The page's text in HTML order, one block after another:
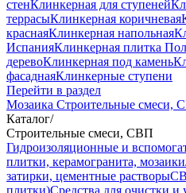
стенКлинкерная для ступеней
террасыКлинкерная коричневая
краснаяКлинкерная напольная
ИспанияКлинкерная плитка
деревоКлинкерная под камень
фасаднаяКлинкерные ступени
Перейти в раздел
Мозаика Строительные смеси,
Каталог/
Строительные смеси, СВП
Гидроизоляционные и
плитки, керамогранита, мозаики
затирки, цементные растворы
плитки)Средства для очистки и